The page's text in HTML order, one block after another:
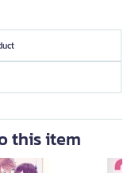
this item